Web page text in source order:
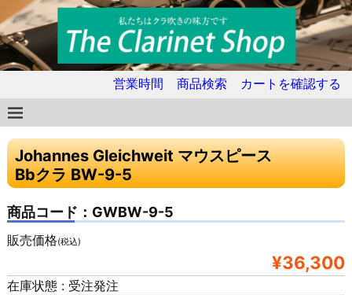
営業時間 商品検索 カートを確認する
Johannes Gleichweit マウスピース
Bbクラ BW-9-5
商品コード：GWBW-9-5
販売価格(税込)
¥36,300
在庫状態 : 受注発注